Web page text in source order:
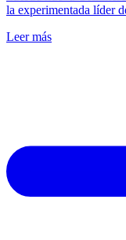
la experimentada líder
Leer más